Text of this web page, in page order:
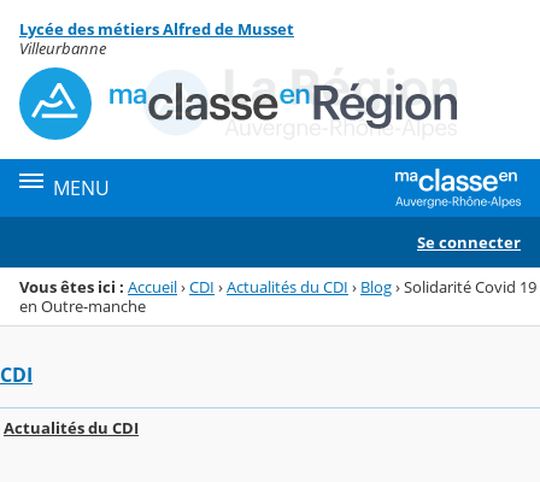
Menu de la rubrique
Contenu
Lycée des métiers Alfred de Musset
Villeurbanne
MENU
Se connecter
Vous êtes ici : Accueil›CDI ›Actualités du CDI › Blog›Solidarité Covid 19
en Outre-manche
CDI
Actualités du CDI